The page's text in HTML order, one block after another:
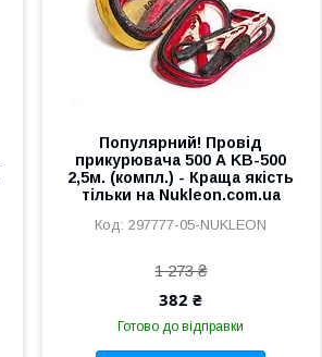
Популярний! Провід
прикурювача 500 А KB-500
2,5м. (компл.) - Краща якість
тільки на Nukleon.com.ua
297777-05-NUKLEON
1 273 ₴
382 ₴
Готово до відправки